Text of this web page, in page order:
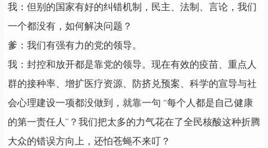
我：但别的国家有好的纠错机制，民主、法制、言论，我们
一个都没有，如何解决问题？
爹：我们有强有力的党的领导。
我：封控和放开都是靠党的领导。现在有效的疫苗、重点人
群的接种率、增扩医疗资源、防挤兑预案、科学的宣导与社
会心理建设一项都没做到，就靠一句 “每个人都是自己健康
的第一责任人”？我们把太多的力气花在了全民核酸这种折腾
大众的错误方向上，还怕苍蝇不来叮？